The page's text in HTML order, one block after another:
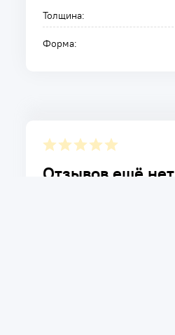
Толщина:
Форма:
Отзывов ещё нет.